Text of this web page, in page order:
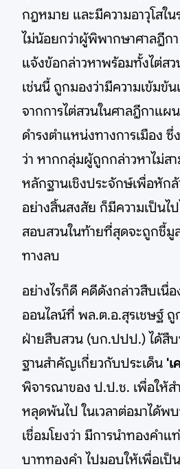
กฎหมาย และมีความอาวุโสใ
ไม่น้อยกว่าผู้พิพากษาศาลฎีก
แจ้งข้อกล่าวหาพร้อมทั้งไต่ส
เช่นนี้ ถูกมองว่ามีความเข้มข้
จากการไต่สวนในศาลฎีกาแ
ดำรงตำแหน่งทางการเมือง ซึ่
ว่า หากกลุ่มผู้ถูกกล่าวหาไม่ส
หลักฐานเชิงประจักษ์เพื่อหักล้
อย่างสิ้นสงสัย ก็มีความเป็นไ
สอบสวนในท้ายที่สุดจะถูกชี้มู
ทางลบ
อย่างไรก็ดี คดีดังกล่าวสืบเนื่
ออนไลน์ที่ พล.ต.อ.สุรเชษฐ์ ถู
ฝ่ายสืบสวน (บก.ปปป.) ได้สื
ฐานสำคัญเกี่ยวกับประเด็น 'เ
พิจารณาของ ป.ป.ช. เพื่อให้
หลุดพ้นไป ในเวลาต่อมาได้
เชื่อมโยงว่า มีการนำทองคำ
บาททองคำ ไปมอบให้เพื่อเ